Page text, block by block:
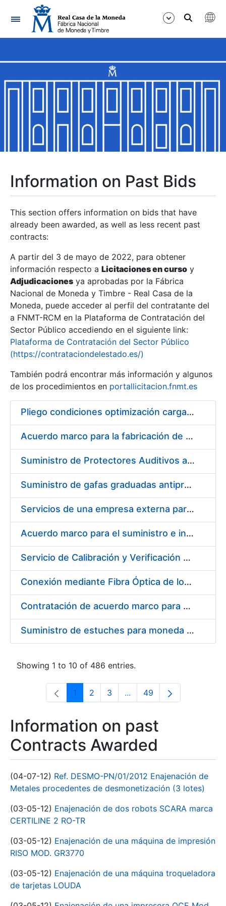
Navigation
Show/Hide
Show/Hide
Show/Hide
Show/Hide
Show/Hide
Show/Hide
Information on Past Bids
This section offers information on bids that have
already been awarded, as well as less recent past
contracts:
A partir del 3 de mayo de 2022, para obtener
información respecto a Licitaciones en curso y
Adjudicaciones ya aprobadas por la Fábrica
Nacional de Moneda y Timbre - Real Casa de la
Moneda, puede acceder al perfil del contratante del
a FNMT-RCM en la Plataforma de Contratación del
Sector Público accediendo en el siguiente link:
Plataforma de Contratación del Sector Público
(https://contrataciondelestado.es/)
También podrá encontrar más información y algunos
de los procedimientos en portallicitacion.fnmt.es
Pliego condiciones optimización cargas compras firmado
Acuerdo marco para la fabricación de piezas
Suministro de Protectores Auditivos a medida para las personas trabajadoras de los Centros de Trabajo de Madrid y Burgos
Suministro de gafas graduadas antiproyecciones para los trabajadores de la FNMT-RCM en los centros de trabajo de Madrid y Burgos
Servicios de una empresa externa para el asesoramiento y resolución de los recursos de alzada que se presentan relacionados con procesos de selección para la FNMT-RCM
Acuerdo marco para el suministro e instalación de persianas, estores y otros complementos
Servicio de Calibración y Verificación Externa de los Equipos de Medición del Servicio de Prevención de la FNMT-RCM
Conexión mediante Fibra Óptica de los Centros de Proceso de Datos (CPDs) de las sedes de la FNMT-RCM de Burgos y Madrid
Contratación de acuerdo marco para el Suministro de Material de Electricidad para la Fábrica Nacional de Moneda y Timbre-Real Casa de la Moneda en su centro de trabajo de Burgos
Suministro de estuches para moneda de 30 €
Showing 1 to 10 of 486 entries.
Page
1 Page
2 Page
3 ...Intermediate Pages Use
Page
49
Information on past
Contracts Awarded
(04-07-12) Ref. DESMO-PN/01/2012 Enajenación de
Metales procedentes de desmonetización (3 lotes)
(03-05-12) Enajenación de dos robots SCARA marca
CERTILINE 2 RO-TR
(03-05-12) Enajenación de una máquina de impresión
RISO MOD. GR3770
(03-05-12) Enajenación de una máquina troqueladora
de tarjetas LOUDA